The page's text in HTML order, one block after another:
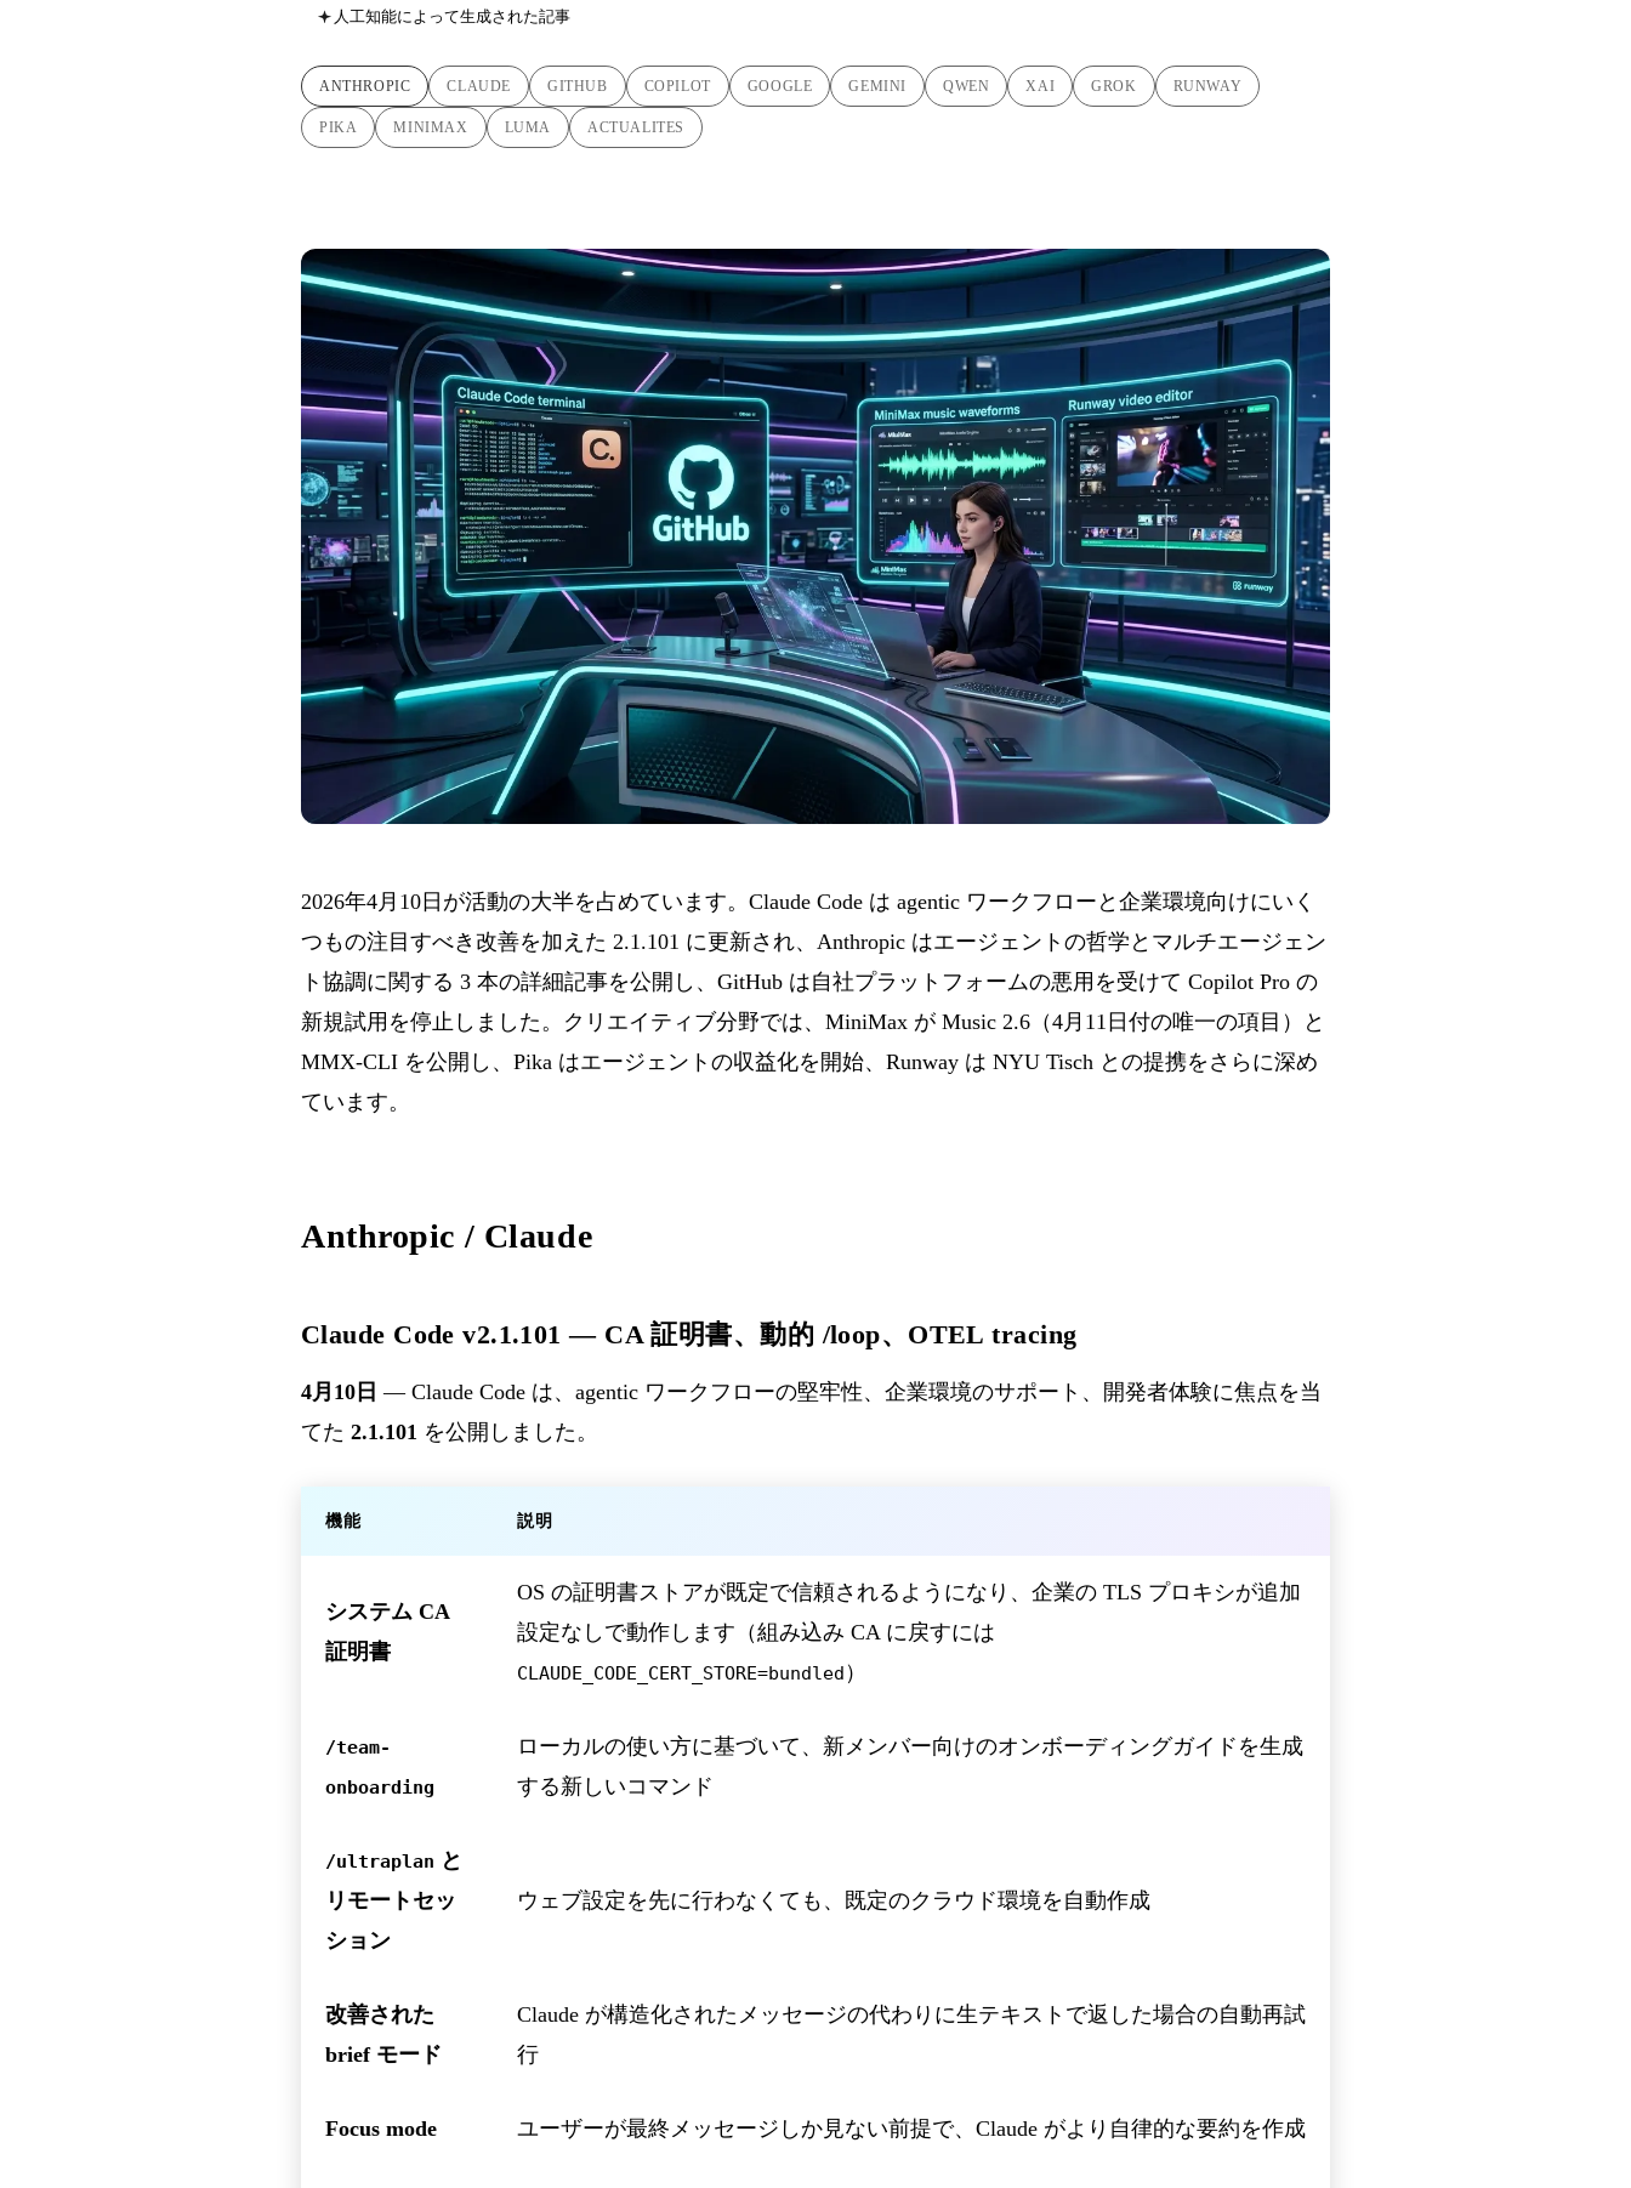
人工知能によって生成された記事
ANTHROPIC CLAUDE GITHUB COPILOT GOOGLE GEMINI QWEN XAI GROK RUNWAY
PIKA MINIMAX LUMA ACTUALITES
2026年4月10日が活動の大半を占めています。Claude Code は agentic ワークフローと企業環境向けにいく
つもの注目すべき改善を加えた 2.1.101 に更新され、Anthropic はエージェントの哲学とマルチエージェン
ト協調に関する 3 本の詳細記事を公開し、GitHub は自社プラットフォームの悪用を受けて Copilot Pro の
新規試用を停止しました。クリエイティブ分野では、MiniMax が Music 2.6（4月11日付の唯一の項目）と
MMX-CLI を公開し、Pika はエージェントの収益化を開始、Runway は NYU Tisch との提携をさらに深め
ています。
Anthropic / Claude
Claude Code v2.1.101 — CA 証明書、動的 /loop、OTEL tracing
4月10日 — Claude Code は、agentic ワークフローの堅牢性、企業環境のサポート、開発者体験に焦点を当
てた 2.1.101 を公開しました。
機能 説明
システム CA
証明書
OS の証明書ストアが既定で信頼されるようになり、企業の TLS プロキシが追加
設定なしで動作します（組み込み CA に戻すには
CLAUDE_CODE_CERT_STORE=bundled ）
/team-
onboarding
ローカルの使い方に基づいて、新メンバー向けのオンボーディングガイドを生成
する新しいコマンド
/ultraplan と
リモートセッ
ション
ウェブ設定を先に行わなくても、既定のクラウド環境を自動作成
改善された
brief モード
Claude が構造化されたメッセージの代わりに生テキストで返した場合の自動再試
行
Focus mode ユーザーが最終メッセージしか見ない前提で、Claude がより自律的な要約を作成